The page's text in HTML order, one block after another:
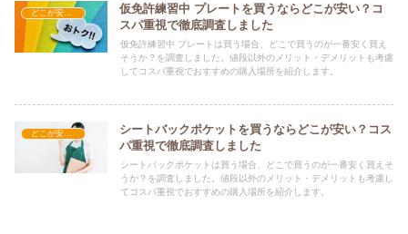
どこが安い？-カー用品・バイク用品
仮免許練習中 プレートを買うならどこが安い？コ
スパ重視で徹底調査しました
仮免許練習中 プレートは買う場合、どこで買うのが一番安く買え
そうか？を調査しました。値段以外のメリット・デメリットも考慮
してコスパ重視でおすすめの購入場所を紹介します。
どこが安い？-カー用品・バイク用品
シートバックポケットを買うならどこが安い？コス
パ重視で徹底調査しました
シートバックポケットは買う場合、どこで買うのが一番安く買えそ
うか？を調査しました。値段以外のメリット・デメリットも考慮し
てコスパ重視でおすすめの購入場所を紹介します。